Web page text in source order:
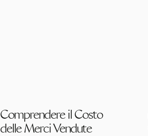
Comprendere il Costo
delle Merci Vendute